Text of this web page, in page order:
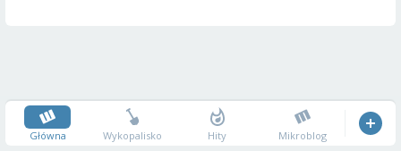
Główna Wykopalisko Hity Mikroblog